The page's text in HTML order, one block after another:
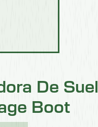
De
Boot